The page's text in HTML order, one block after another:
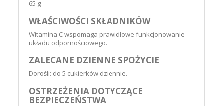
65 g
WŁAŚCIWOŚCI SKŁADNIKÓW
Witamina C wspomaga prawidłowe funkcjonowanie
układu odpornościowego.
ZALECANE DZIENNE SPOŻYCIE
Dorośli: do 5 cukierków dziennie.
OSTRZEŻENIA DOTYCZĄCE
BEZPIECZEŃSTWA